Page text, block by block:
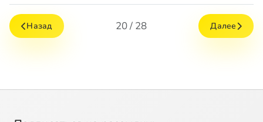
Назад 20 / 28 Далее